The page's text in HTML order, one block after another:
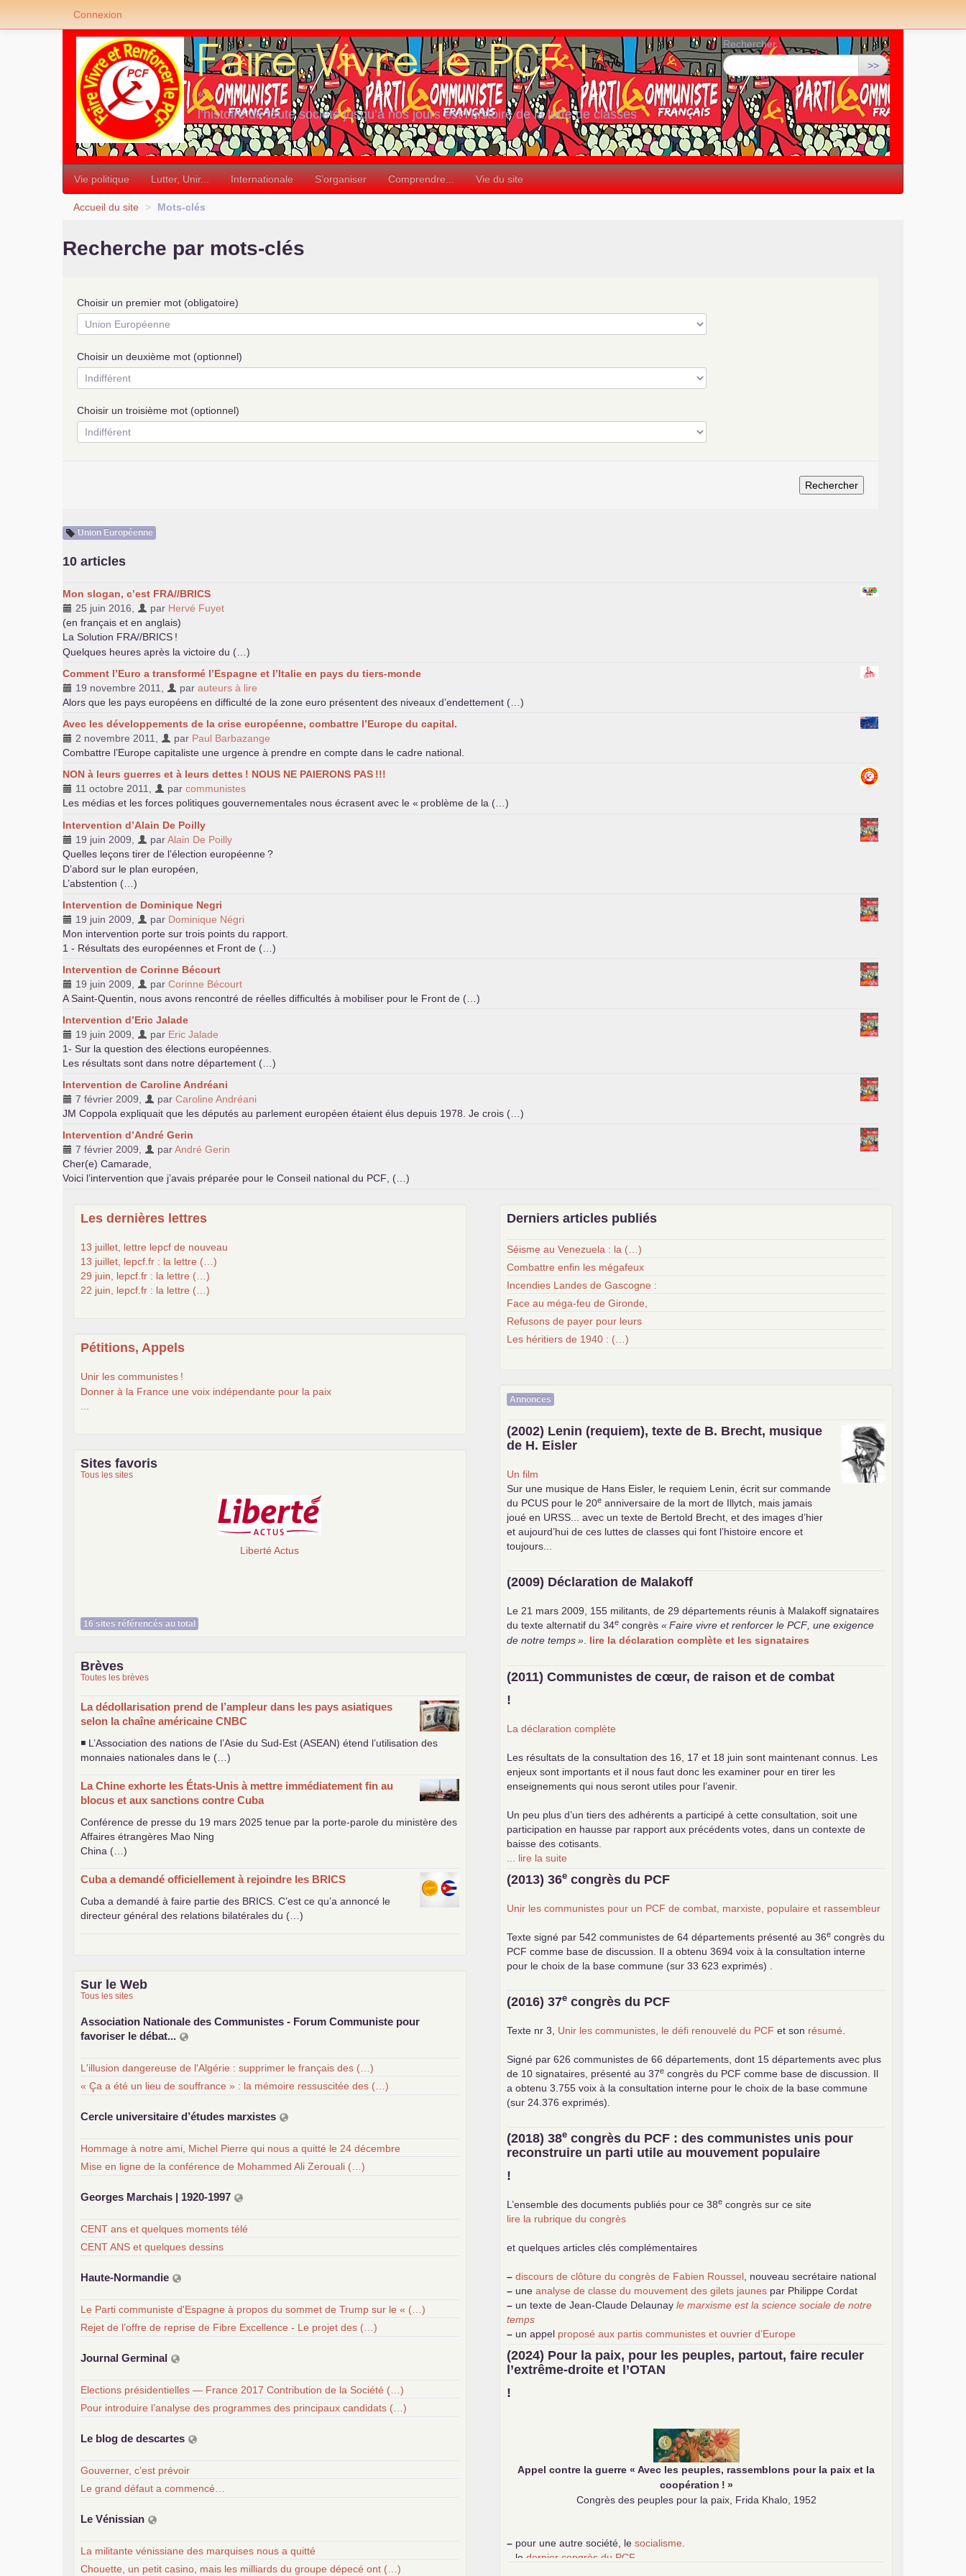
«
l’histoire de toute société jusqu’à nos jours est l’histoire de la lutte de classes
»
Rechercher :
>>
Vie politique Lutter, Unir... Internationale S’organiser Comprendre... Vie du site
Accueil du site > Mots-clés
Recherche par mots-clés
Choisir un premier mot (obligatoire)
Choisir un deuxième mot (optionnel)
Choisir un troisième mot (optionnel)
Union Européenne
10 articles
Mon slogan, c’est FRA//BRICS
25 juin 2016
par Hervé Fuyet
(en français et en anglais)
La Solution FRA//BRICS !
Quelques heures après la victoire du (…)
Comment l’Euro a transformé l’Espagne et l’Italie en pays du tiers-monde
19 novembre 2011
par auteurs à lire
Alors que les pays européens en difficulté de la zone euro présentent des niveaux d’endettement (…)
Avec les développements de la crise européenne, combattre l’Europe du capital.
2 novembre 2011
par Paul Barbazange
Combattre l’Europe capitaliste une urgence à prendre en compte dans le cadre national.
NON à leurs guerres et à leurs dettes ! NOUS NE PAIERONS PAS !!!
11 octobre 2011
par communistes
Les médias et les forces politiques gouvernementales nous écrasent avec le « problème de la (…)
Intervention d’Alain De Poilly
19 juin 2009
parAlain De Poilly
Quelles leçons tirer de l’élection européenne?
D’abord sur le plan européen,
L’abstention (…)
Intervention de Dominique Negri
19 juin 2009
par Dominique Négri
Mon intervention porte sur trois points du rapport.
1 - Résultats des européennes et Front de (…)
Intervention de Corinne Bécourt
19 juin 2009
par Corinne Bécourt
A Saint-Quentin, nous avons rencontré de réelles difficultés à mobiliser pour le Front de (…)
Intervention d’Eric Jalade
19 juin 2009
par Eric Jalade
1- Sur la question des élections européennes.
Les résultats sont dans notre département (…)
Intervention de Caroline Andréani
7 février 2009
par Caroline Andréani
JM Coppola expliquait que les députés au parlement européen étaient élus depuis 1978. Je crois (…)
Intervention d’André Gerin
7 février 2009
parAndré Gerin
Cher(e) Camarade,
Voici l’intervention que j’avais préparée pour le Conseil national du PCF , (…)
Les dernières lettres
13 juillet, lettre lepcf de nouveau
13 juillet, lepcf.fr : la lettre (…)
29 juin, lepcf.fr : la lettre (…)
22 juin, lepcf.fr : la lettre (…)
Pétitions, Appels
Unir les communistes !
Donner à la France une voix indépendante pour la paix
Sites favoris
Tous les sites
Liberté Actus
16 sites référencés au total
Brèves
Toutes les brèves
La dédollarisation prend de l’ampleur dans les pays asiatiques
selon la chaîne américaine CNBC
◾ L’Association des nations de l’Asie du Sud-Est (ASEAN) étend l’utilisation des
monnaies nationales dans le (…)
La Chine exhorte les États-Unis à mettre immédiatement fin au
blocus et aux sanctions contre Cuba
Conférence de presse du 19 mars 2025 tenue par la porte-parole du ministère des
Affaires étrangères Mao Ning
China (…)
Cuba a demandé officiellement à rejoindre les BRICS
Cuba a demandé à faire partie des BRICS . C’est ce qu’a annoncé le
directeur général des relations bilatérales du (…)
Sur le Web
Tous les sites
Association Nationale des Communistes - Forum Communiste pour
favoriser le débat...
L'illusion dangereuse de l'Algérie : supprimer le français des (…)
« Ça a été un lieu de souffrance » : la mémoire ressuscitée des (…)
Cercle universitaire d’études marxistes
Hommage à notre ami, Michel Pierre qui nous a quitté le 24 décembre
Mise en ligne de la conférence de Mohammed Ali Zerouali (…)
Georges Marchais | 1920-1997
CENT ans et quelques moments télé
CENT ANS et quelques dessins
Haute-Normandie
Le Parti communiste d'Espagne à propos du sommet de Trump sur le « (…)
Rejet de l’offre de reprise de Fibre Excellence - Le projet des (…)
Journal Germinal
Elections présidentielles — France 2017 Contribution de la Société (…)
Pour introduire l’analyse des programmes des principaux candidats (…)
Le blog de descartes
Gouverner, c’est prévoir
Le grand défaut a commencé…
Le Vénissian
La militante vénissiane des marquises nous a quitté
Chouette, un petit casino, mais les milliards du groupe dépecé ont (…)
Derniers articles publiés
Séisme au Venezuela : la (…)
Combattre enfin les mégafeux
Incendies Landes de Gascogne :
Face au méga-feu de Gironde,
Refusons de payer pour leurs
Les héritiers de 1940 : (…)
Annonces
(2002) Lenin (requiem), texte de B. Brecht, musique
de H. Eisler
Un film
Sur une musique de Hans Eisler, le requiem Lenin, écrit sur commande
du PCUS pour le 20e anniversaire de la mort de Illytch, mais jamais
joué en URSS ... avec un texte de Bertold Brecht, et des images d’hier
et aujourd’hui de ces luttes de classes qui font l’histoire encore et
toujours...
(2009) Déclaration de Malakoff
Le 21 mars 2009, 155 militants, de 29 départements réunis à Malakoff signataires
du texte alternatif du 34e congrès « Faire vivre et renforcer lePCF , une exigence
de notre temps » lire la déclaration complète et les signataires
(2011) Communistes de cœur, de raison et de combat
!
La déclaration complète
Les résultats de la consultation des 16, 17 et 18 juin sont maintenant connus. Les
enjeux sont importants et il nous faut donc les examiner pour en tirer les
enseignements qui nous seront utiles pour l’avenir.
Un peu plus d’un tiers des adhérents a participé à cette consultation, soit une
participation en hausse par rapport aux précédents votes, dans un contexte de
baisse des cotisants.
... lire la suite
(2013) 36e congrès du PCF
Unir les communistes pour un PCF de combat, marxiste, populaire et rassembleur
Texte signé par 542 communistes de 64 départements présenté au 36e congrès du
PCF comme base de discussion. Il a obtenu 3694 voix à la consultation interne
pour le choix de la base commune (sur 33 623 exprimés) .
(2016) 37e congrès du PCF
Texte nr 3, Unir les communistes, le défi renouvelé du PCF et son résumé
Signé par 626 communistes de 66 départements, dont 15 départements avec plus
de 10 signataires, présenté au 37e congrès du PCF comme base de discussion. Il
a obtenu 3.755 voix à la consultation interne pour le choix de la base commune
(sur 24.376 exprimés).
(2018) 38e congrès du PCF : des communistes unis pour
reconstruire un parti utile au mouvement populaire
!
L’ensemble des documents publiés pour ce 38e congrès sur ce site
lire la rubrique du congrès
et quelques articles clés complémentaires
– discours de clôture du congrès de Fabien Roussel , nouveau secrétaire national
– uneanalyse de classe du mouvement des gilets jaunes par Philippe Cordat
– un texte de Jean-Claude Delaunayle marxisme est la science sociale de notre
temps
– un appel proposé aux partis communistes et ouvrier d’Europe
–
demandez
le numéro 10 de la revue Unir les Communistes
–lescinq chantiers pour contribuer au débat sur le projet communiste
(2024) Pour la paix, pour les peuples, partout, faire reculer
l’extrême-droite et l’OTAN
!
Appel contre la guerre « Avec les peuples, rassemblons pour la paix et la
coopération ! »
Congrès des peuples pour la paix, Frida Khalo, 1952
– pour une autre société, lesocialisme
ledernier congrès du PCF
Connexion